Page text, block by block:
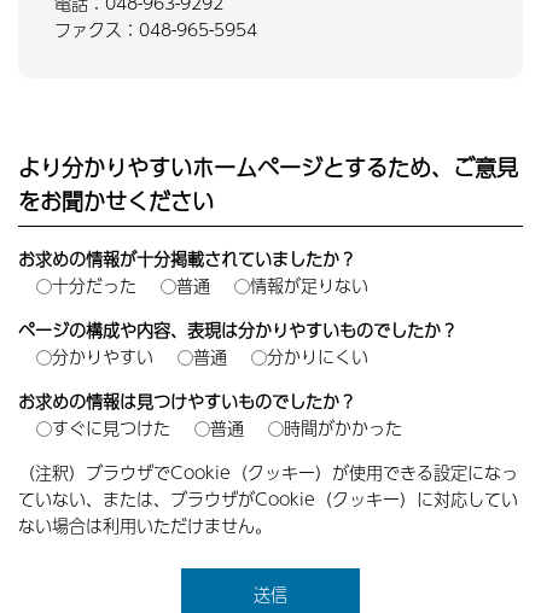
ファクス：048-965-5954
より分かりやすいホームページとするため、ご意見
をお聞かせください
お求めの情報が十分掲載されていましたか？
十分だった
普通
情報が足りない
ページの構成や内容、表現は分かりやすいものでしたか？
分かりやすい
普通
分かりにくい
お求めの情報は見つけやすいものでしたか？
すぐに見つけた
普通
時間がかかった
（注釈）ブラウザでCookie（クッキー）が使用できる設定になっ
ていない、または、ブラウザがCookie（クッキー）に対応してい
ない場合は利用いただけません。